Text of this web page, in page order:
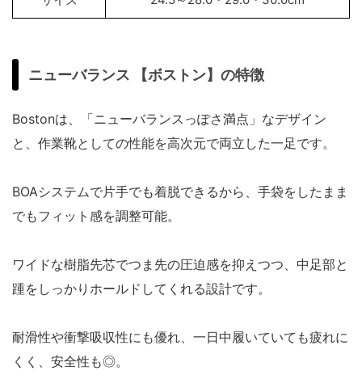
ニューバランス 【ボストン】の特徴
Bostonは、「ニューバランスっぽさ満点」なデザイン
と、作業靴としての性能を高次元で両立した一足です。
BOAシステムで片手でも着脱できるから、手袋をしたまま
でもフィット感を調整可能。
ワイドな樹脂先芯でつま先の圧迫感を抑えつつ、中足部と
踵をしっかりホールドしてくれる設計です。
耐滑性や衝撃吸収性にも優れ、一日中履いていても疲れに
くく、安全性も◎。